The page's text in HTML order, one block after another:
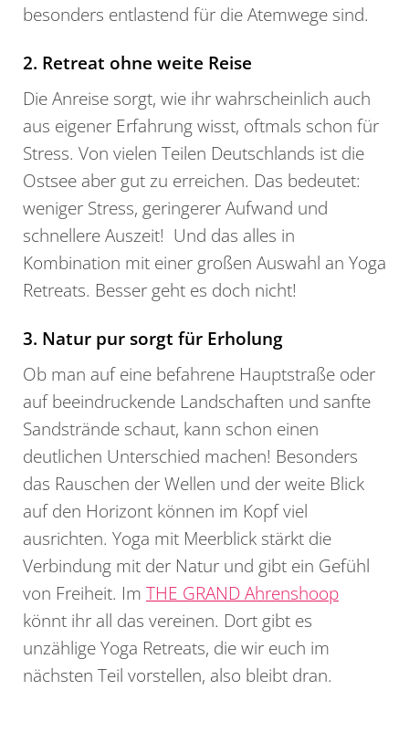
besonders entlastend für die Atemwege sind.
2. Retreat ohne weite Reise
Die Anreise sorgt, wie ihr wahrscheinlich auch
aus eigener Erfahrung wisst, oftmals schon für
Stress. Von vielen Teilen Deutschlands ist die
Ostsee aber gut zu erreichen. Das bedeutet:
weniger Stress, geringerer Aufwand und
schnellere Auszeit! Und das alles in
Kombination mit einer großen Auswahl an Yoga
Retreats. Besser geht es doch nicht!
3. Natur pur sorgt für Erholung
Ob man auf eine befahrene Hauptstraße oder
auf beeindruckende Landschaften und sanfte
Sandstrände schaut, kann schon einen
deutlichen Unterschied machen! Besonders
das Rauschen der Wellen und der weite Blick
auf den Horizont können im Kopf viel
ausrichten. Yoga mit Meerblick stärkt die
Verbindung mit der Natur und gibt ein Gefühl
von Freiheit. Im THE GRAND Ahrenshoop
könnt ihr all das vereinen. Dort gibt es
unzählige Yoga Retreats, die wir euch im
nächsten Teil vorstellen, also bleibt dran.